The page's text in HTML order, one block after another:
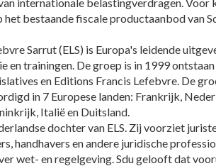
het bestaande fiscale productaanbod van
Sarrut (ELS) is Europa's leidende
en trainingen. De groep is in 1999
en Editions Francis Lefebvre. De
in 7 Europese landen: Frankrijk,
Italië en Duitsland.
dochter van ELS. Zij voorziet
handhavers en andere juridische
wet- en regelgeving. Sdu gelooft dat